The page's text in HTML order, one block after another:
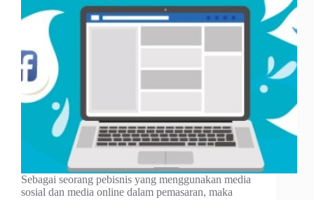
Sebagai seorang pebisnis yang menggunakan media
sosial dan media online dalam pemasaran, maka